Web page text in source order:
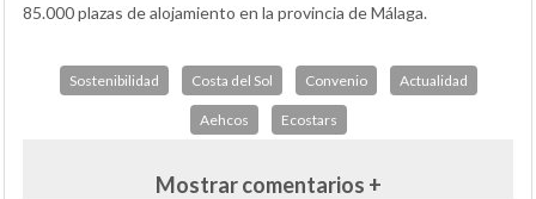
85.000 plazas de alojamiento en la provincia de Málaga.
Sostenibilidad Costa del Sol Convenio Actualidad
Aehcos Ecostars
Mostrar comentarios +